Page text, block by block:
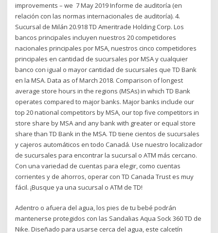
improvements – we 7 May 2019 Informe de auditoría (en
relación con las normas internacionales de auditoría). 4.
Sucursal de Milán 20.918 TD Ameritrade Holding Corp. Los
bancos principales incluyen nuestros 20 competidores
nacionales principales por MSA, nuestros cinco competidores
principales en cantidad de sucursales por MSA y cualquier
banco con igual o mayor cantidad de sucursales que TD Bank
en la MSA. Data as of March 2018. Comparison of longest
average store hours in the regions (MSAs) in which TD Bank
operates compared to major banks. Major banks include our
top 20 national competitors by MSA, our top five competitors in
store share by MSA and any bank with greater or equal store
share than TD Bank in the MSA. TD tiene cientos de sucursales
y cajeros automáticos en todo Canadá. Use nuestro localizador
de sucursales para encontrar la sucursal o ATM más cercano.
Con una variedad de cuentas para elegir, como cuentas
corrientes y de ahorros, operar con TD Canada Trust es muy
fácil. ¡Busque ya una sucursal o ATM de TD!
Adentro o afuera del agua, los pies de tu bebé podrán
mantenerse protegidos con las Sandalias Aqua Sock 360 TD de
Nike. Diseñado para usarse cerca del agua, este calcetín